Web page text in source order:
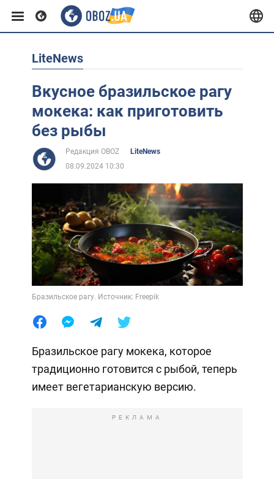
Европа
США
Африка
Жизнь
Лайфхаки
LiteNews
Вкусное бразильское рагу
мокека: как приготовить
без рыбы
Редакция OBOZ
LiteNews
08.09.2024 10:30
Бразильское рагу. Источник: Freepik
Бразильское рагу мокека, которое
традиционно готовится с рыбой, теперь
имеет вегетарианскую версию.
РЕКЛАМА